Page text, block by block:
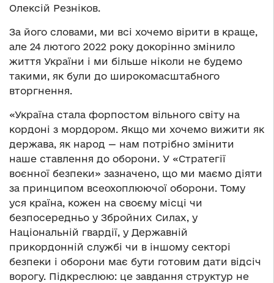
Олексій Резніков.
За його словами, ми всі хочемо вірити в краще,
але 24 лютого 2022 року докорінно змінило
життя України і ми більше ніколи не будемо
такими, як були до широкомасштабного
вторгнення.
«Україна стала форпостом вільного світу на
кордоні з мордором. Якщо ми хочемо вижити як
держава, як народ — нам потрібно змінити
наше ставлення до оборони. У «Стратегії
воєнної безпеки» зазначено, що ми маємо діяти
за принципом всеохоплюючої оборони. Тому
уся країна, кожен на своєму місці чи
безпосередньо у Збройних Силах, у
Національній гвардії, у Державній
прикордонній службі чи в іншому секторі
безпеки і оборони має бути готовим дати відсіч
ворогу. Підкреслюю: це завдання структур не